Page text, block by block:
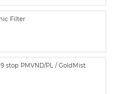
Filter
stop PMVND/PL / GoldMist